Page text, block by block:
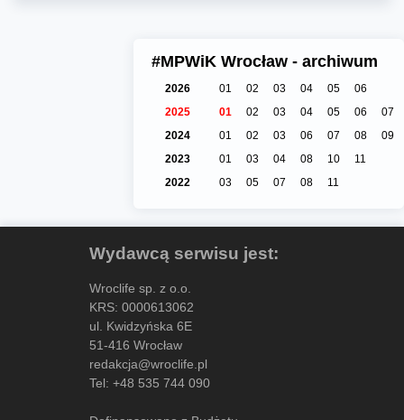
#MPWiK Wrocław - archiwum
2026 01 02 03 04 05
06
2025
01 02 03 04 05 06
07
2024
01 02 03 06 07 08
09
2023
01 03 04 08 10
11
2022
03 05 07 08 11
Wydawcą serwisu jest:
Wroclife sp. z o.o.
KRS: 0000613062
ul. Kwidzyńska 6E
51-416 Wrocław
redakcja@wroclife.pl
Tel: +48 535 744 090